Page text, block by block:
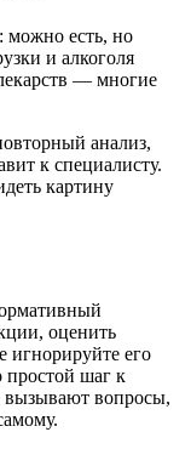
можно есть, но
и алкоголя
— многие
анализ,
к специалисту.
картину
оценить
игнорируйте его
шаг к
вызывают вопросы,